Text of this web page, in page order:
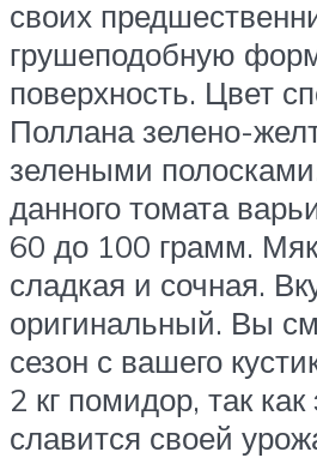
своих
грушеподобную
поверхность. Цвет
Поллана зелено-
зелеными
данного томата
60 до 100 грамм.
сладкая и сочная.
оригинальный. Вы
сезон с вашего
2 кг помидор, так как
славится своей